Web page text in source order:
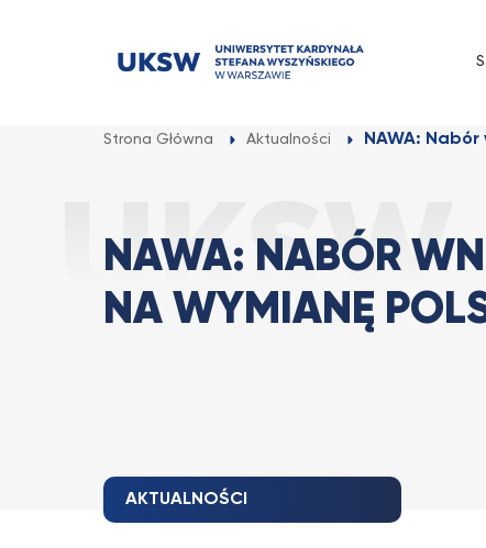
Strona Główna Aktualności NAWA:
NAWA: NABÓR
NA WYMIANĘ
AKTUALNOŚCI